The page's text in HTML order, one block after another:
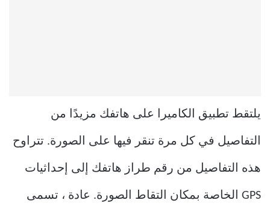
يلتقط تطبيق الكاميرا على هاتفك مزيدًا من
التفاصيل في كل مرة تنقر فيها على الصورة. تتراوح
هذه التفاصيل من رقم طراز هاتفك إلى إحداثيات
GPS الخاصة بمكان التقاط الصورة. عادة ، تسمى